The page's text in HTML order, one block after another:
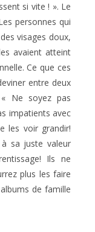
si vite ! ». Le
personnes qui
visages doux,
avaient atteint
Ce que ces
entre deux
« Ne soyez pas
impatients avec
les voir grandir!
à sa juste valeur
Ils ne
plus les faire
de famille